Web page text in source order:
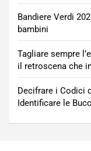
Bandiere Verdi
bambini
Tagliare sempre
il retroscena che
Decifrare i Codici
Identificare le